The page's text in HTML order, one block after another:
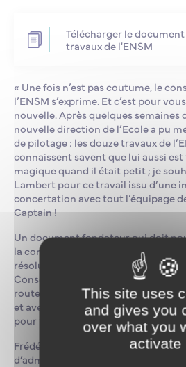
Nos partenaires
Télécharger le
travaux de l'ENSM
« Une fois n’est pas coutume, le
l’ENSM s’exprime. Et c’est pour
nouvelle. Après quelques semaines
nouvelle direction de l’Ecole a pu
de pilotage : les douze travaux de
connaissent savent que lui aussi
magique quand il était petit ; je
Lambert pour ce travail issu d’une
concertation avec tout l’équipage
Captain !
Un document fondateur qui doit
la construction d’un contrat
résolument ambitieux. Je suis
Conseil d’administration de notre
route claire vers des destinations
et avec un horizon dégagé. Bonne
pour tout échange sur cette
Frédéric Moncany de Saint-
d’administration de l’ENSM.
This site uses
and gives you
over what you
activate